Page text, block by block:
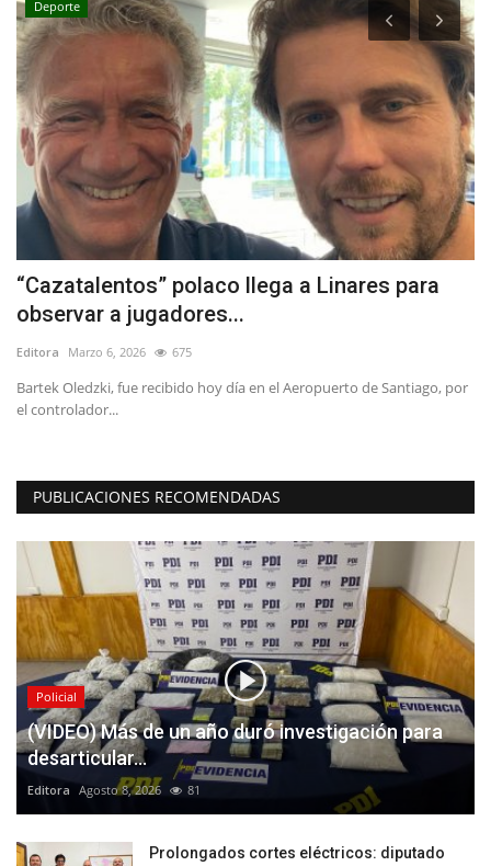
Deporte
“Cazatalentos” polaco llega a Linares para
observar a jugadores...
Editora Marzo 6, 2026 675
Bartek Oledzki, fue recibido hoy día en el Aeropuerto de Santiago, por
el controlador...
PUBLICACIONES RECOMENDADAS
Policial
(VIDEO) Más de un año duró investigación para
desarticular...
Editora Agosto 8, 2026 81
Prolongados cortes eléctricos: diputado